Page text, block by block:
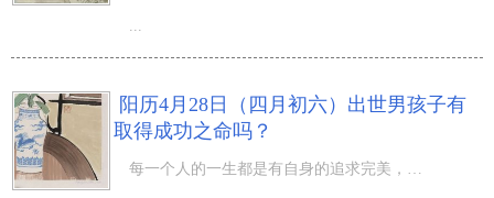
阳历4月28日（四月初六）出世男孩子有
取得成功之命吗？